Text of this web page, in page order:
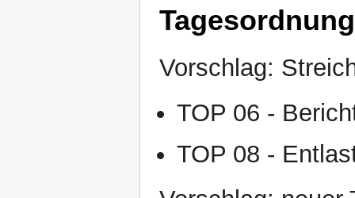
Tagesordnung
Vorschlag:
TOP 06 -
TOP 08 -